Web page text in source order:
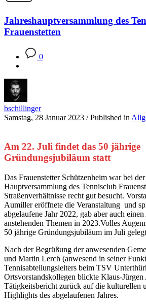
Jahreshauptversammlung des
Frauenstetten
0
bschillinger
Samstag, 28 Januar 2023 / Published in
Am 22. Juli findet das 50 jährige
Gründungsjubiläum statt
Das Frauenstetter Schützenheim warbei
Hauptversammlung des Tennisclub
Straßenverhältnisse recht gut besucht.
Aumillereröffnete die Veranstaltung und
abgelaufene Jahr 2022, gab aber auch
anstehenden Themen in 2023.Volles
50 jährige Gründungsjubiläum im Juli
Nach der Begrüßung deranwesenden
und Martin Lerch (anwesend in seiner
Tennisabteilungsleiters beim TSV
Ortsvorstandskollegen blickte Klaus-Jürgen
Tätigkeitsbericht zurück auf die kulturellen
Highlights des abgelaufenen Jahres.